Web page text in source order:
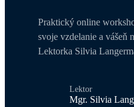
Praktický online
svoje vzdelanie a vášeň
Lektorka Silvia
Lektor
Mgr. Silvia